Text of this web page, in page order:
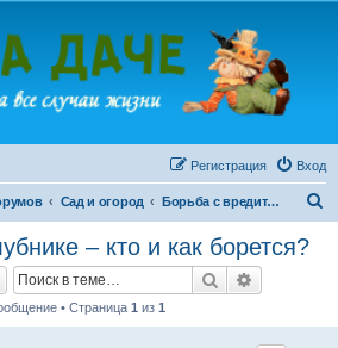
Вход
Регистрация
Сад и огород Борьба с вредителями
– кто и как борется?
Поиск
• Страница 1 из 1